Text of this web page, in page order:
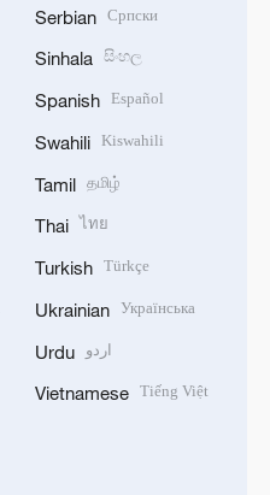
Serbian Српски
Sinhala සිංහල
Spanish Español
Swahili Kiswahili
Tamil தமிழ்
Thai ไทย
Turkish Türkçe
Ukrainian Українська
Urdu اردو
Vietnamese Tiếng Việt